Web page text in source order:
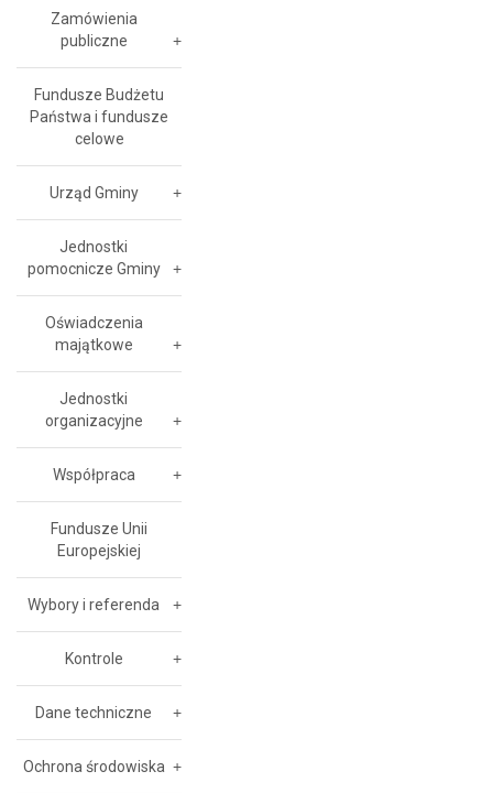
Zamówienia
publiczne
Fundusze Budżetu
Państwa i fundusze
celowe
Urząd Gminy
Jednostki
pomocnicze Gminy
Oświadczenia
majątkowe
Jednostki
organizacyjne
Współpraca
Fundusze Unii
Europejskiej
Wybory i referenda
Kontrole
Dane techniczne
Ochrona środowiska